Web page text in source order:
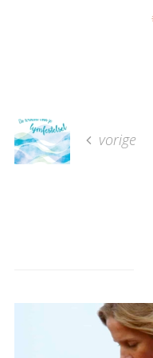
vorige